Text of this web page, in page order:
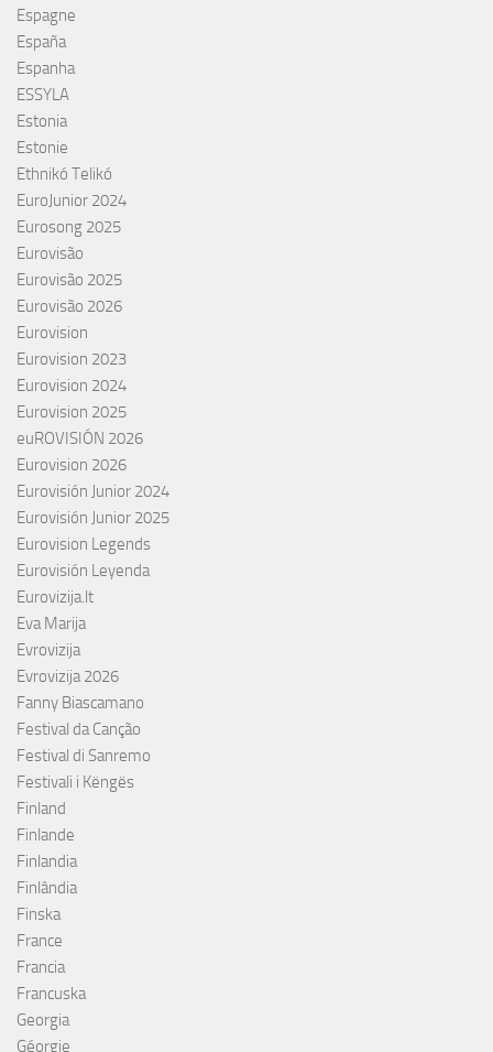
Espagne
España
Espanha
ESSYLA
Estonia
Estonie
Ethnikó Telikó
EuroJunior 2024
Eurosong 2025
Eurovisão
Eurovisão 2025
Eurovisão 2026
Eurovision
Eurovision 2023
Eurovision 2024
Eurovision 2025
euROVISIÓN 2026
Eurovision 2026
Eurovisión Junior 2024
Eurovisión Junior 2025
Eurovision Legends
Eurovisión Leyenda
Eurovizija.lt
Eva Marija
Evrovizija
Evrovizija 2026
Fanny Biascamano
Festival da Canção
Festival di Sanremo
Festivali i Këngës
Finland
Finlande
Finlandia
Finlândia
Finska
France
Francia
Francuska
Georgia
Géorgie